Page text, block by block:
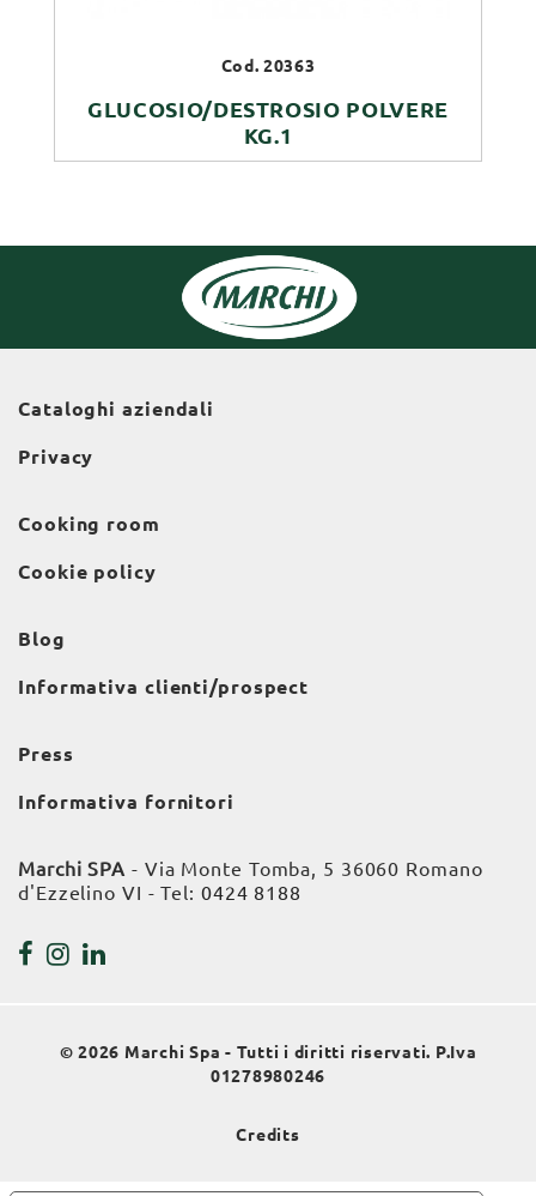
Cod. 20363
GLUCOSIO/DESTROSIO POLVERE
KG.1
Cataloghi aziendali
Privacy
Cooking room
Cookie policy
Blog
Informativa clienti/prospect
Press
Informativa fornitori
Marchi SPA - Via Monte Tomba, 5 36060 Romano
d'Ezzelino VI - Tel: 0424 8188
© 2026 Marchi Spa - Tutti i diritti riservati. P.Iva
01278980246
Credits